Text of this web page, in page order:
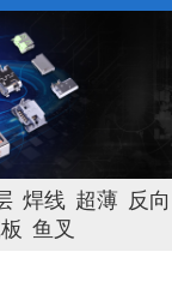
焊线 超薄 反向
鱼叉